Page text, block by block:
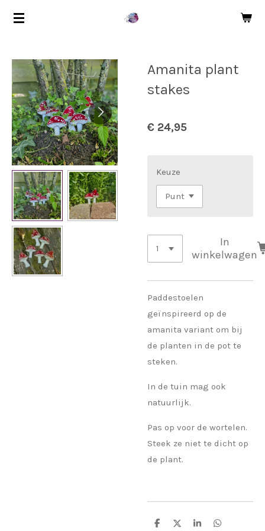
Ga
de
hoofdinhoud
Amanita plant
stakes
€ 24,95
Keuze
In
winkelwagen
Paddestoelen
geïnspireerd op de
amanita variant om bij
de planten in de pot te
steken.
In de tuin mag ook
natuurlijk.
Pas op voor de wortelen.
Steek ze niet te dicht op
de plant.
D
D
S
D